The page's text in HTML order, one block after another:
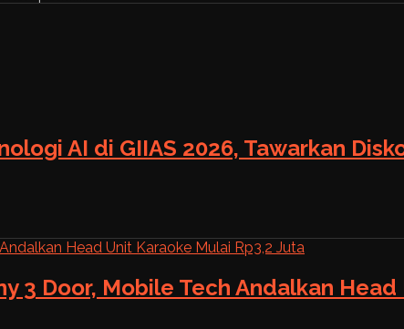
AI di GIIAS 2026, Tawarkan
3 Door, Mobile Tech Andalkan